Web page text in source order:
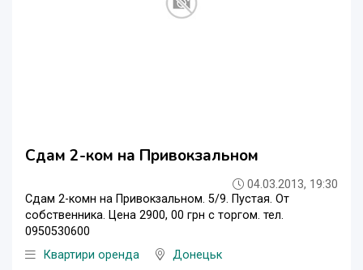
Сдам 2-ком на Привокзальном
04.03.2013, 19:30
Сдам 2-комн на Привокзальном. 5/9. Пустая. От
собственника. Цена 2900, 00 грн с торгом. тел.
0950530600
Квартири оренда
Донецьк